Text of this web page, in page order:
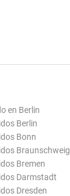
en Berlin
Berlin
Bonn
Braunschweig
Bremen
Darmstadt
Dresden